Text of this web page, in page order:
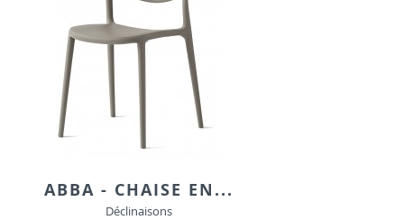
ABBA - CHAISE EN...
Déclinaisons